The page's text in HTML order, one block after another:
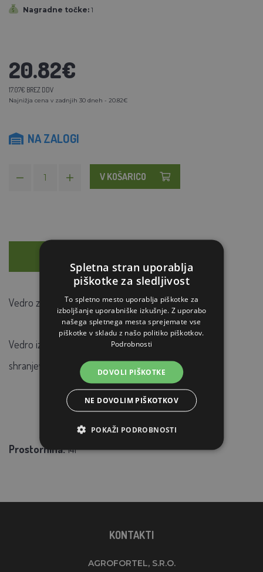
Nagradne točke: 1
20.82€
17.07€ BREZ DDV
Najnižja cena v zadnjih 30 dneh - 20.82€
NA ZALOGI
V KOŠARICO
Vedro z izlivom za enostavno nalivanje
Vedro iz nerjavečega jekla je namenjeno čiščenju,
shranjevanju in transportu trdnih ali tekočih snovi.
Prostornina:14l
KONTAKTI
AGROFORTEL, S.R.O.
Spletna stran uporablja
piškotke za sledljivost
To spletno mesto uporablja piškotke za
izboljšanje uporabniške izkušnje. Z uporabo
našega spletnega mesta sprejemate vse
piškotke v skladu z našo politiko piškotkov.
Podrobnosti
DOVOLI PIŠKOTKE
NE DOVOLIM PIŠKOTKOV
POKAŽI PODROBNOSTI